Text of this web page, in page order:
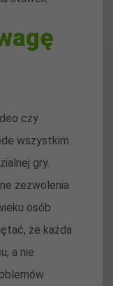
czy
wszystkim
gry.
zezwolenia
osób
że każda
a nie